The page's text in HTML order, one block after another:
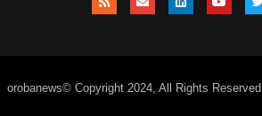
orobanews© Copyright 2024, All Rights Reserved